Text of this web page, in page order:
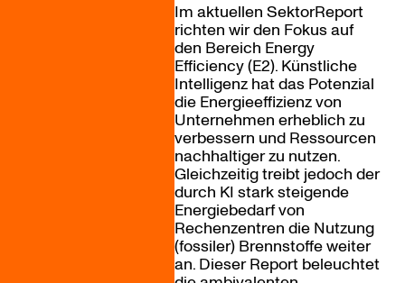
Im aktuellen SektorReport
richten wir den Fokus auf
den Bereich Energy
Efficiency (E2). Künstliche
Intelligenz hat das Potenzial
die Energieeffizienz von
Unternehmen erheblich zu
verbessern und Ressourcen
nachhaltiger zu nutzen.
Gleichzeitig treibt jedoch der
durch KI stark steigende
Energiebedarf von
Rechenzentren die Nutzung
(fossiler) Brennstoffe weiter
an. Dieser Report beleuchtet